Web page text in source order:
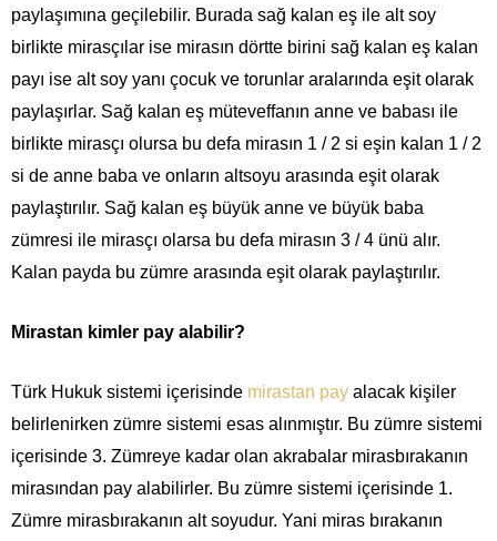
paylaşımına geçilebilir. Burada sağ kalan eş ile alt soy
birlikte mirasçılar ise mirasın dörtte birini sağ kalan eş kalan
payı ise alt soy yanı çocuk ve torunlar aralarında eşit olarak
paylaşırlar. Sağ kalan eş müteveffanın anne ve babası ile
birlikte mirasçı olursa bu defa mirasın 1 / 2 si eşin kalan 1 / 2
si de anne baba ve onların altsoyu arasında eşit olarak
paylaştırılır. Sağ kalan eş büyük anne ve büyük baba
zümresi ile mirasçı olarsa bu defa mirasın 3 / 4 ünü alır.
Kalan payda bu zümre arasında eşit olarak paylaştırılır.
Mirastan kimler pay alabilir?
Türk Hukuk sistemi içerisinde mirastan pay alacak kişiler
belirlenirken zümre sistemi esas alınmıştır. Bu zümre sistemi
içerisinde 3. Zümreye kadar olan akrabalar mirasbırakanın
mirasından pay alabilirler. Bu zümre sistemi içerisinde 1.
Zümre mirasbırakanın alt soyudur. Yani miras bırakanın